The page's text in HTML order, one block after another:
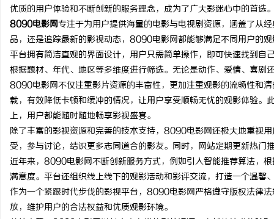
优质的用户体验和不断创新的服务理念，成为了广大影迷心中的首选
8090电影网专注于为用户提供海量的电影与电视剧资源，涵盖了从
品，还是追踪最新的影视动态，8090电影网都能够满足不同用户的
平台拥有简洁直观的界面设计，用户只需简单操作，即可快速找到
根据题材、年代、地区等多维度进行筛选。无论是动作、爱情、喜剧
8090电影网不仅注重影片资源的丰富性，更加注重观影的流畅性和
载，有效降低卡顿和缓冲的情况，让用户享受顺畅无忧的观影体验
上，用户都能随时随地畅享影视盛宴。
除了丰富的影视资源和完善的技术支持，8090电影网还极大地重视
受，参与讨论，结识更多志同道合的影友。同时，网站定期更新热门
近年来，8090电影网不断创新服务方式，例如引入智能推荐算法，
满意度。平台还组织线上线下的观影活动和影评交流，打造一个温馨
作为一个紧跟时代步伐的影视平台，8090电影网严格遵守版权法律
放，维护用户的合法权益和优质观影环境。